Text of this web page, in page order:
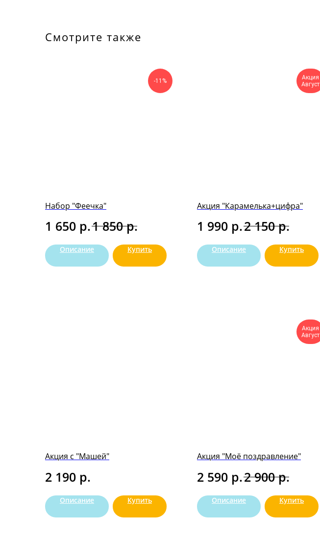
Смотрите также
-11%
Набор "Феечка"
1 650 р.1 850 р.
Описание Купить
Акция
Август
Акция "Карамелька+цифра"
1 990 р.2 150 р.
Описание Купить
Акция с "Машей"
2 190 р.
Описание Купить
Акция
Август
Акция "Моё поздравление"
2 590 р.2 900 р.
Описание Купить